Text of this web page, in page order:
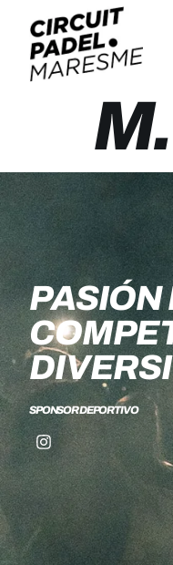
PASIÓN
SPONSOR DEPORTIVO